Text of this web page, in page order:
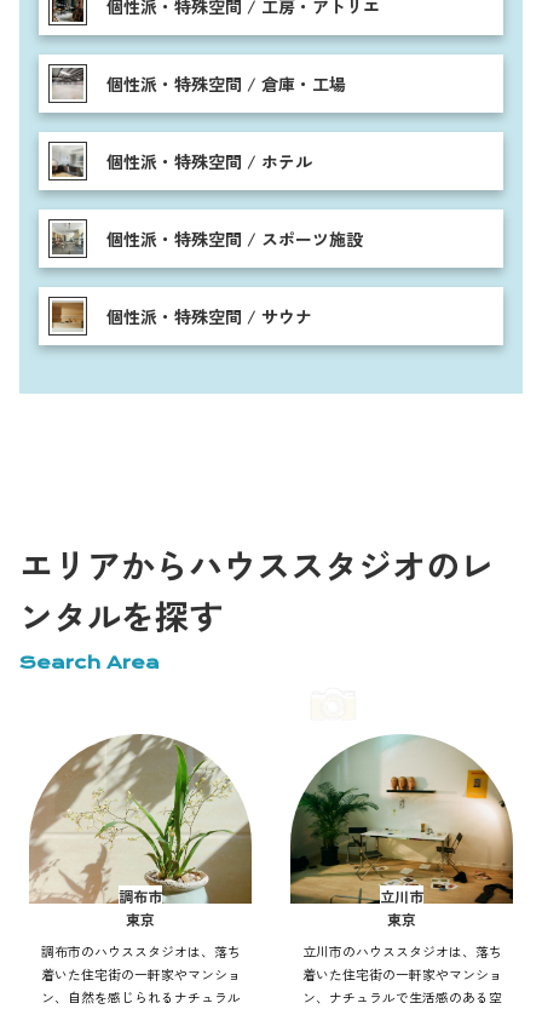
個性派・特殊空間 / 工房・アトリエ
個性派・特殊空間 / 倉庫・工場
個性派・特殊空間 / ホテル
個性派・特殊空間 / スポーツ施設
個性派・特殊空間 / サウナ
エリアからハウススタジオのレ
ンタルを探す
Search Area
調布市
東京
調布市のハウススタジオは、落ち
着いた住宅街の一軒家やマンショ
ン、自然を感じられるナチュラル
立川市
東京
立川市のハウススタジオは、落ち
着いた住宅街の一軒家やマンショ
ン、ナチュラルで生活感のある空